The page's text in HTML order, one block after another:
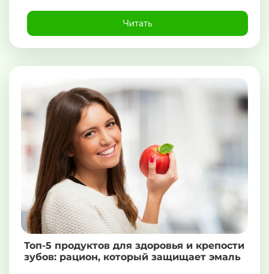
Читать
Топ-5 продуктов для здоровья и крепости
зубов: рацион, который защищает эмаль